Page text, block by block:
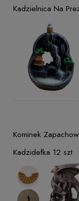
Kadzielnica Na
Kominek
Kadzidełka 12 szt